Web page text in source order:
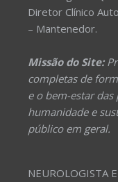
Diretor Clínico
– Mantenedor.
Missão do Site:
completas de
e o bem-estar das
humanidade e
público em geral.
NEUROLOGISTA